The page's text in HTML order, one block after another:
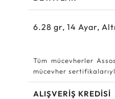
6.28gr,14Ayar,
Tüm mücevherler
mücevher
ALIŞVERİŞ KREDİSİ